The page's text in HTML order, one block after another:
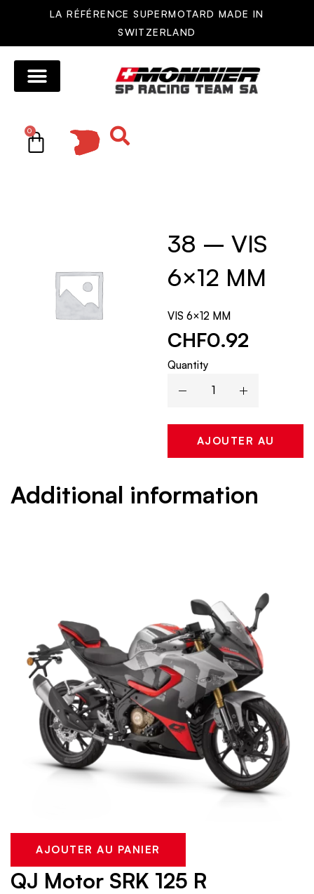
LA RÉFÉRENCE SUPERMOTARD MADE IN
SWITZERLAND
0
38 – VIS
6×12 MM
VIS 6×12 MM
CHF0.92
Quantity
AJOUTER AU
Additional information
AJOUTER AU PANIER
QJ Motor SRK 125 R